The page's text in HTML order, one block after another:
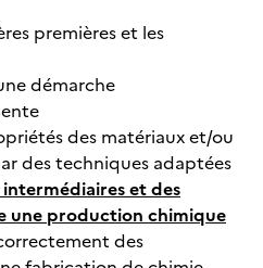
premières et les
démarche
des matériaux et/ou
des techniques adaptées
et des
une production chimique
des